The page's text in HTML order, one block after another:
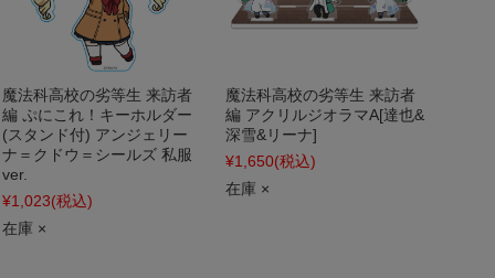
魔法科高校の劣等生 来訪者
編 ぷにこれ！キーホルダー
(スタンド付) アンジェリー
ナ＝クドウ＝シールズ 私服
ver.
¥1,023(税込)
在庫 ×
魔法科高校の劣等生 来訪者
編 アクリルジオラマA[達也&
深雪&リーナ]
¥1,650(税込)
在庫 ×